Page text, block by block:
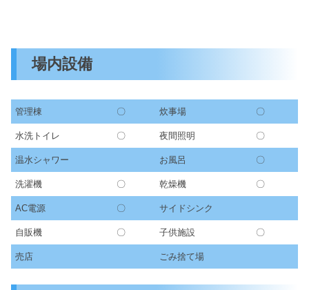
場内設備
管理棟 〇 炊事場 〇
水洗トイレ 〇 夜間照明 〇
温水シャワー お風呂 〇
洗濯機 〇 乾燥機 〇
AC電源 〇 サイドシンク
自販機 〇 子供施設 〇
売店 ごみ捨て場